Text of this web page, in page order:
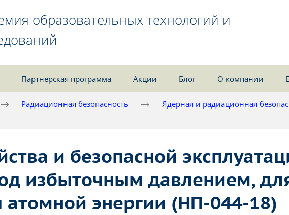
образовательных технологий и
Партнерская программа Акции Блог О компании
Радиационная безопасность
Ядерная и радиационная
и безопасной
избыточным давлением,
атомной энергии (НП-044-18)